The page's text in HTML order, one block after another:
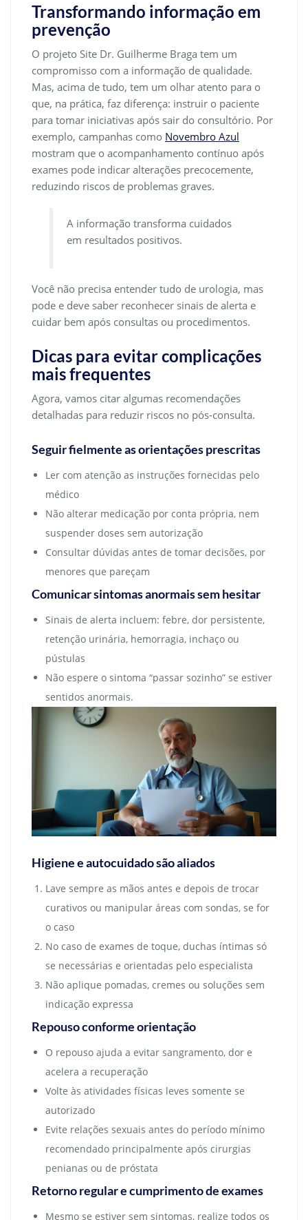
Transformando informação em
prevenção
O projeto Site Dr. Guilherme Braga tem um
compromisso com a informação de qualidade.
Mas, acima de tudo, tem um olhar atento para o
que, na prática, faz diferença: instruir o paciente
para tomar iniciativas após sair do consultório. Por
exemplo, campanhas como Novembro Azul
mostram que o acompanhamento contínuo após
exames pode indicar alterações precocemente,
reduzindo riscos de problemas graves.
A informação transforma cuidados
em resultados positivos.
Você não precisa entender tudo de urologia, mas
pode e deve saber reconhecer sinais de alerta e
cuidar bem após consultas ou procedimentos.
Dicas para evitar complicações
mais frequentes
Agora, vamos citar algumas recomendações
detalhadas para reduzir riscos no pós-consulta.
Seguir fielmente as orientações prescritas
Ler com atenção as instruções fornecidas pelo
médico
Não alterar medicação por conta própria, nem
suspender doses sem autorização
Consultar dúvidas antes de tomar decisões, por
menores que pareçam
Comunicar sintomas anormais sem hesitar
Sinais de alerta incluem: febre, dor persistente,
retenção urinária, hemorragia, inchaço ou
pústulas
Não espere o sintoma “passar sozinho” se estiver
sentidos anormais.
Higiene e autocuidado são aliados
Lave sempre as mãos antes e depois de trocar
curativos ou manipular áreas com sondas, se for
o caso
No caso de exames de toque, duchas íntimas só
se necessárias e orientadas pelo especialista
Não aplique pomadas, cremes ou soluções sem
indicação expressa
Repouso conforme orientação
O repouso ajuda a evitar sangramento, dor e
acelera a recuperação
Volte às atividades físicas leves somente se
autorizado
Evite relações sexuais antes do período mínimo
recomendado principalmente após cirurgias
penianas ou de próstata
Retorno regular e cumprimento de exames
Mesmo se estiver sem sintomas, realize todos os